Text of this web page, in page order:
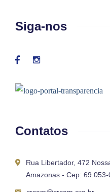
Siga-nos
Contatos
Rua Libertador, 472
Amazonas - Cep: 69.053-